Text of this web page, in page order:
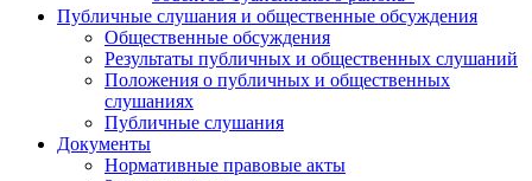
Публичные слушания и общественные обсуждения
Общественные обсуждения
Результаты публичных и общественных слушаний
Положения о публичных и общественных
слушаниях
Публичные слушания
Документы
Нормативные правовые акты